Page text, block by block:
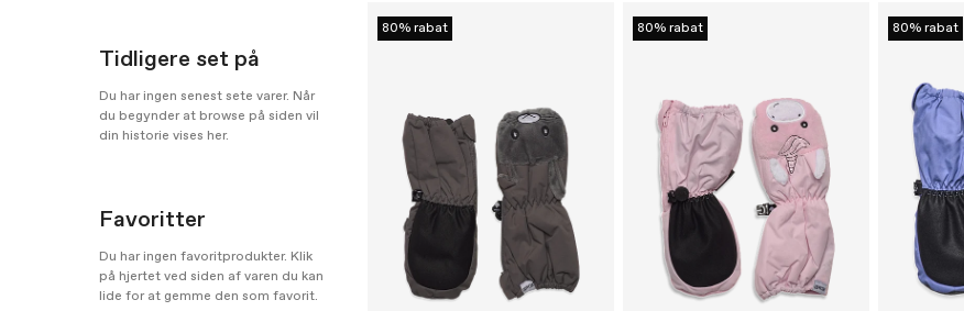
Tidligere set på
Du har ingen senest sete varer. Når
du begynder at browse på siden vil
din historie vises her.
Favoritter
Du har ingen favoritprodukter. Klik
på hjertet ved siden af varen du kan
lide for at gemme den som favorit.
80% rabat 80% rabat 80% rabat